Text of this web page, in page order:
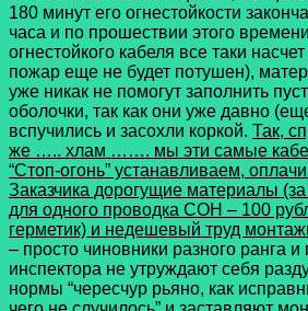
180 минут его огнестойкости
часа и по прошествии этого
огнестойкого кабеля все таки
пожар еще не будет потушен),
уже никак не помогут заполнить
оболочки, так как они уже давно
вспучились и засохли коркой. Так,
же ….. хлам ……. мы эти самые
“Стоп-огонь” устанавливаем,
Заказчика дорогущие материалы
для одного проводка СОН – 100
герметик) и недешевый труд
– просто чиновники разного ранга
инспектора не утруждают себя
нормы “чересчур рьяно, как